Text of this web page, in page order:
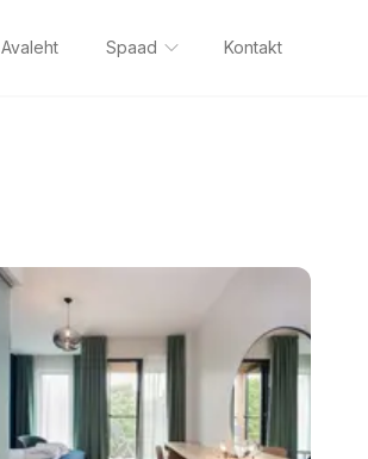
Avaleht Spaad Kontakt